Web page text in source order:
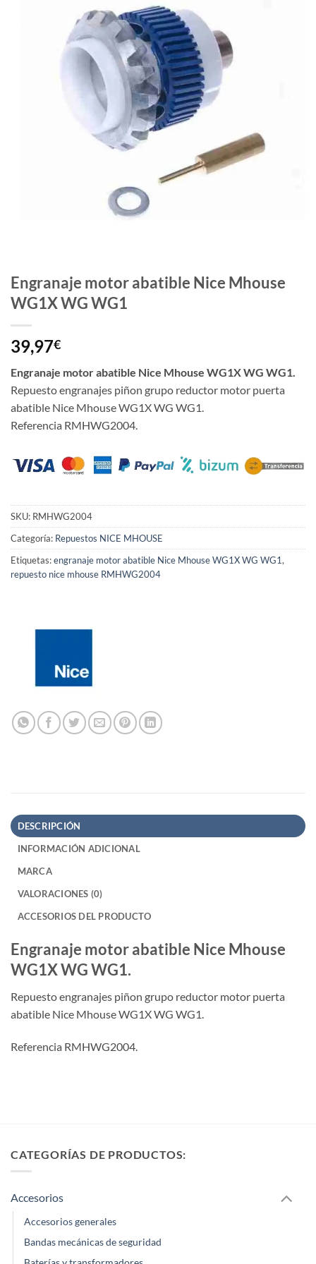
Engranaje motor abatible Nice Mhouse
WG1X WG WG1
39,97€
Engranaje motor abatible Nice Mhouse WG1X WG WG1.
Repuesto engranajes piñon grupo reductor motor puerta
abatible Nice Mhouse WG1X WG WG1.
Referencia RMHWG2004.
SKU: RMHWG2004
Categoría: Repuestos NICE MHOUSE
Etiquetas:engranaje motor abatible Nice Mhouse WG1X WG WG1,
repuesto nice mhouse RMHWG2004
DESCRIPCIÓN
INFORMACIÓN ADICIONAL
MARCA
VALORACIONES (0)
ACCESORIOS DEL PRODUCTO
Engranaje motor abatible Nice Mhouse
WG1X WG WG1.
Repuesto engranajes piñon grupo reductor motor puerta
abatible Nice Mhouse WG1X WG WG1.
Referencia RMHWG2004.
CATEGORÍAS DE PRODUCTOS:
Accesorios
Accesorios generales
Bandas mecánicas de seguridad